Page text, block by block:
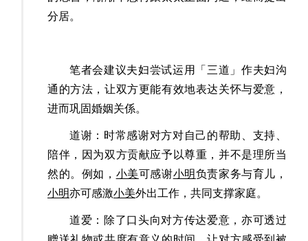
分居。
笔者会建议夫妇尝试运用 「 三道 」作夫妇沟
通的方法， 让双方更能有效地表达关怀与爱意，
进而巩固婚姻关係。
道谢：时常感谢对方对自己的帮助、支持、
陪伴，因为双方贡献应予以尊重，并不是理所当
然的。例如， 小美可感谢小明负责家务与育儿，
小明亦可感激小美外出工作，共同支撑家庭。
道爱：除了口头向对方传达爱意，亦可透过